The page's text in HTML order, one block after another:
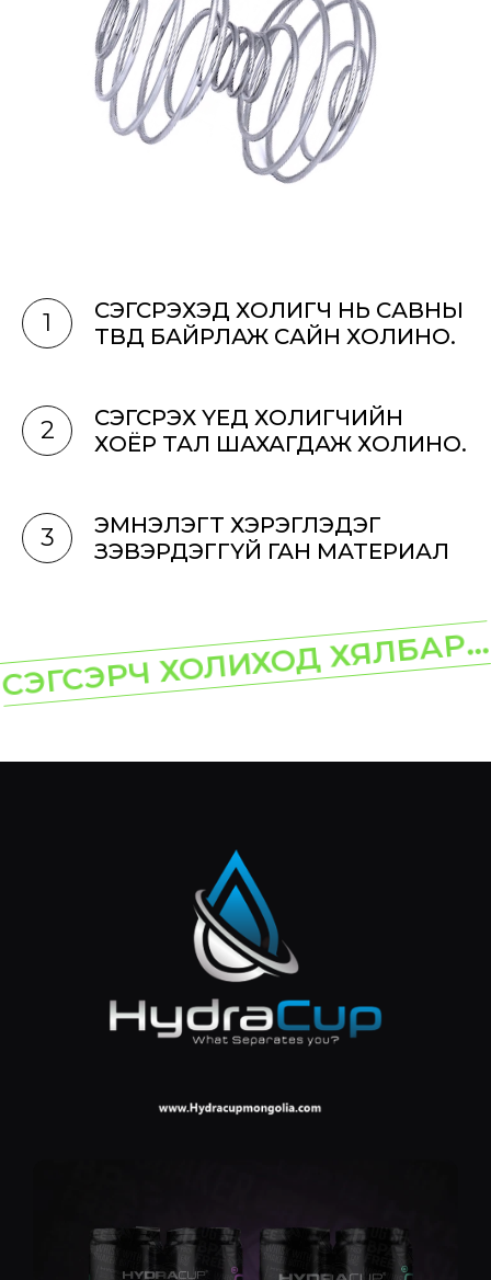
1
СЭГСРЭХЭД ХОЛИГЧ НЬ САВНЫ
ТӨВД БАЙРЛАЖ САЙН ХОЛИНО.
2
СЭГСРЭХ ҮЕД ХОЛИГЧИЙН
ХОЁР ТАЛ ШАХАГДАЖ ХОЛИНО.
3
ЭМНЭЛЭГТ ХЭРЭГЛЭДЭГ
ЗЭВЭРДЭГГҮЙ ГАН МАТЕРИАЛ
СЭГСЭРЧ ХОЛИХОД ХЯЛБАР...